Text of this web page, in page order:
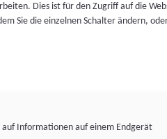
Dies ist für den Zugriff auf die
Sie die einzelnen Schalter ändern,
auf Informationen auf einem Endgerät